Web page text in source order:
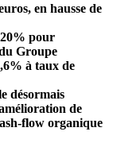
en hausse de
pour
Groupe
à taux de
désormais
de
flow organique